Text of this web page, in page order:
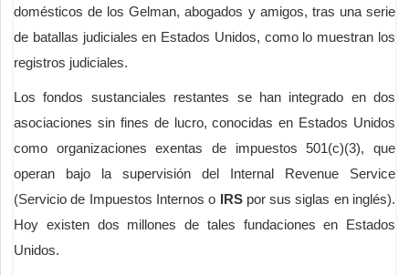
domésticos de los Gelman, abogados y amigos, tras una serie
de batallas judiciales en Estados Unidos, como lo muestran los
registros judiciales.
Los fondos sustanciales restantes se han integrado en dos
asociaciones sin fines de lucro, conocidas en Estados Unidos
como organizaciones exentas de impuestos 501(c)(3), que
operan bajo la supervisión del Internal Revenue Service
(Servicio de Impuestos Internos o IRSpor sus siglas en inglés).
Hoy existen dos millones de tales fundaciones en Estados
Unidos.